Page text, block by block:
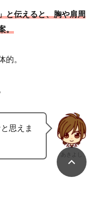
と伝えると、胸や肩周
。
的。
思えま
あきよし